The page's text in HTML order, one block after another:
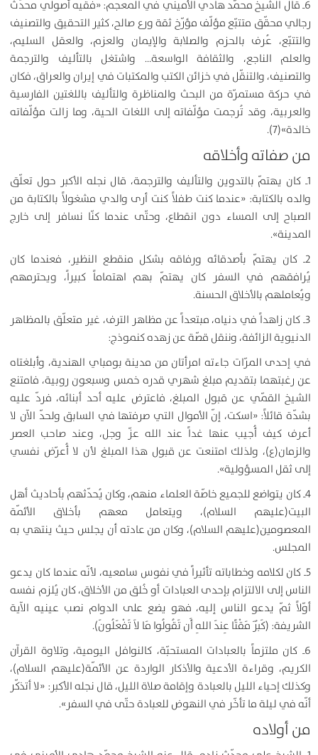
6ـ قال الشيخ محمّد هادي الأميني في المعجم: «فقيه أُصولي محدّث
رجالي محقّق متتبّع مؤلّف مؤرّخ ثقة ورع صالح، كثير التحقيق والتصنيف
والتتبّع، عُرف بالحزم والصلابة والإيمان والعزم، والعقل السليم،
والعلم الناجع، والثقافة الواسعة… واشتغل بالتأليف والترجمة
والتصنيف، والتنقّل في خزائن الكتب والمكتبات في إيران والعراق، فكان
في حركة مستمرّة من البحث والمناظرة والتأليف باللغتين الفارسية
والعربية، وقد تُرجمت مؤلّفاته إلى اللغات الحية، وما زالت مؤلّفاته
خالدة»(7).
من صفاته وأخلاقه
1ـ كان يهتمّ بالتدوين والتأليف والترجمة، قال نجله الأكبر حول تعلّق
والده بالكتابة: «عندما كنت طفلاً كنت أرى والدي مشغولاً بالكتابة من
الصباح إلى المساء دون انقطاع، وحتّى عندما كنّا نسافر إلى خارج
المدينة».
2ـ كان يهتمّ بأصدقائه ورفاقه بشكل منقطع النظير، فعندما كان
يُرافقهم في السفر كان يهتمّ بهم اهتماماً كبيراً، ويحترمهم
ويُعاملهم بالأخلاق الحسنة.
3ـ كان زاهداً في دنياه، مبتعداً عن مظاهر الترف، غير متعلّق بالمظاهر
الدنيوية الزائفة، وننقل قصّة عن زهده كنموذج:
في إحدى المرّات جاءته امرأتان من مدينة بومباي الهندية، وأبلغتاه
عن رغبتهما بتقديم مبلغ شهري قدره خمس وسبعون روبية، فامتنع
الشيخ القمّي عن قبول المبلغ، فاعترض عليه أحد أبنائه، فردّ عليه
بشدّة قائلاً: «اسكت، إنّ الأموال التي صرفتها في السابق ولحدّ الآن لا
أعرف كيف أُجيب عنها غداً عند الله عزّ وجل، وعند صاحب العصر
والزمان(ع)، ولذلك امتنعت عن قبول هذا المبلغ لأن لا أُعرّض نفسي
إلى ثقل المسؤولية».
4ـ كان يتواضع للجميع خاصّة العلماء منهم، وكان يُحدّثهم بأحاديث أهل
البيت(عليهم السلام)، ويتعامل معهم بأخلاق الأئمّة
المعصومين(عليهم السلام)، وكان من عادته أن يجلس حيث ينتهي به
المجلس.
5ـ كان لكلامه وخطاباته تأثيراً في نفوس سامعيه، لأنّه عندما كان يدعو
الناس إلى الالتزام بإحدى العبادات أو خُلق من الأخلاق، كان يُلزم نفسه
أوّلاً ثمّ يدعو الناس إليه، فهو يضع على الدوام نصب عينيه الآية
الشريفة: (كَبُرَ مَقْتًا عِندَ اللهِ أَن تَقُولُوا مَا لاَ تَفْعَلُونَ).
6ـ كان ملتزماً بالعبادات المستحبّة، كالنوافل اليومية، وتلاوة القرآن
الكريم، وقراءة الأدعية والأذكار الواردة عن الأئمّة(عليهم السلام)،
وكذلك إحياء الليل بالعبادة وإقامة صلاة الليل، قال نجله الأكبر: «لا أتذكّر
أنّه في ليلة ما تأخّر في النهوض للعبادة حتّى في السفر».
من أولاده